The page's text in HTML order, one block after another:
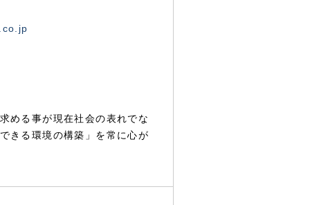
める事が現在社会の表れでな
きる環境の構築」を常に心が